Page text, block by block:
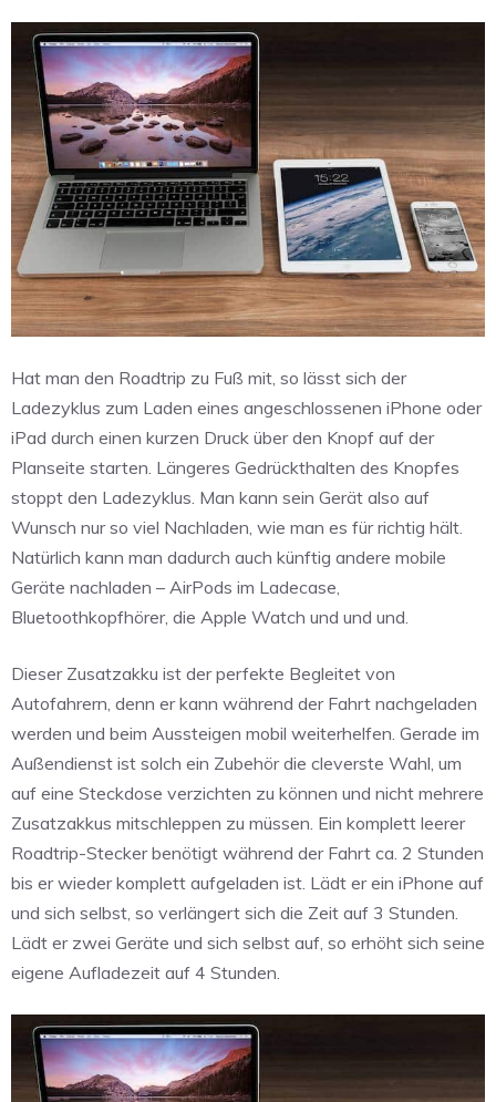
Hat man den Roadtrip zu Fuß mit, so lässt sich der
Ladezyklus zum Laden eines angeschlossenen iPhone oder
iPad durch einen kurzen Druck über den Knopf auf der
Planseite starten. Längeres Gedrückthalten des Knopfes
stoppt den Ladezyklus. Man kann sein Gerät also auf
Wunsch nur so viel Nachladen, wie man es für richtig hält.
Natürlich kann man dadurch auch künftig andere mobile
Geräte nachladen – AirPods im Ladecase,
Bluetoothkopfhörer, die Apple Watch und und und.
Dieser Zusatzakku ist der perfekte Begleitet von
Autofahrern, denn er kann während der Fahrt nachgeladen
werden und beim Aussteigen mobil weiterhelfen. Gerade im
Außendienst ist solch ein Zubehör die cleverste Wahl, um
auf eine Steckdose verzichten zu können und nicht mehrere
Zusatzakkus mitschleppen zu müssen. Ein komplett leerer
Roadtrip-Stecker benötigt während der Fahrt ca. 2 Stunden
bis er wieder komplett aufgeladen ist. Lädt er ein iPhone auf
und sich selbst, so verlängert sich die Zeit auf 3 Stunden.
Lädt er zwei Geräte und sich selbst auf, so erhöht sich seine
eigene Aufladezeit auf 4 Stunden.